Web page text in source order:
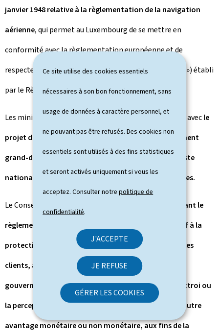
Ce site utilise des cookies essentiels
nécessaires à son bon fonctionnement, sans
usage de données à caractère personnel, et
ne pouvant pas être refusés. Des cookies non
essentiels sont utilisés à des fins statistiques
et seront activés uniquement si vous les
acceptez. Consulter notrepolitique de
confidentialité.
J'ACCEPTE
JE REFUSE
GÉRER LES COOKIES
janvier 1948 relative à la règlementation de la navigation
aérienne, qui permet au Luxembourg de se mettre en
conformité avec la règlementation européenne et de
respecter le principe de la culture juste (« Just Culture ») établi
par le Règlement (UE) n° 376/2014.
Les ministres réunis en conseil ont marqué leur accord avecle
projet de règlement grand-ducal modifiant le règlement
grand-ducal modifié du 3 septembre 2016 fixant la liste
nationale des variétés des espèces de plantes agricoles.
Le Conseil a adopté le
règlement grand-ducal modifiant le
règlement grand-ducal modifié du 30 mai 2018 relatif à la
protection des instruments financiers et des fonds des
clients, aux obligations applicables en matière de
gouvernance des produits et aux règles régissant l’octroi ou
la perception de droits, de commissions ou de tout autre
avantage monétaire ou non monétaire, aux fins de la